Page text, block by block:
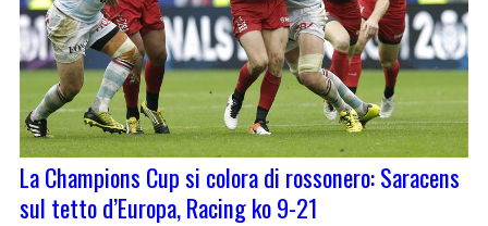
La Champions Cup si colora di rossonero: Saracens
sul tetto d’Europa, Racing ko 9-21